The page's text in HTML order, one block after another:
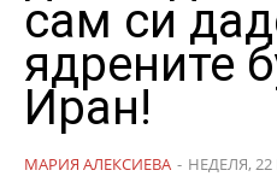
сам си
ядрените
Иран!
МАРИЯ АЛЕКСИЕВА - НЕДЕЛЯ,